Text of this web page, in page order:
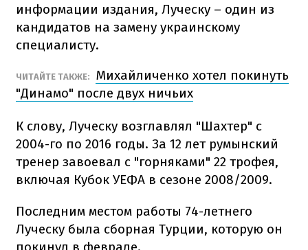
информации издания, Луческу – один из
кандидатов на замену украинскому
специалисту.
ЧИТАЙТЕ ТАКЖЕ:
Михайличенко хотел покинуть
"Динамо" после двух ничьих
К слову, Луческу возглавлял "Шахтер" с
2004-го по 2016 годы. За 12 лет румынский
тренер завоевал с "горняками" 22 трофея,
включая Кубок УЕФА в сезоне 2008/2009.
Последним местом работы 74-летнего
Луческу была сборная Турции, которую он
покинул в феврале.